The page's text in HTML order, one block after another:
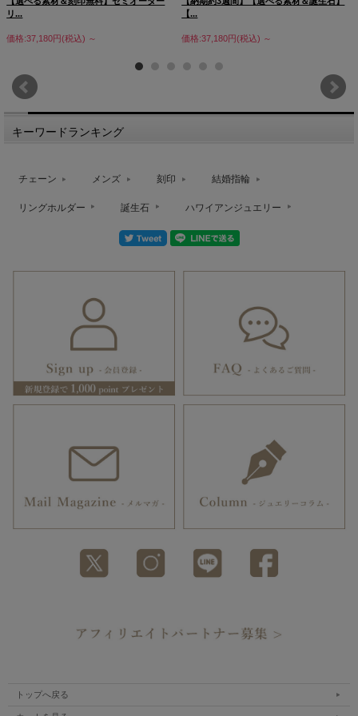
リ...
価格:37,180円(税込) ～
【...
価格:37,180円(税込) ～
キーワードランキング
チェーン メンズ 刻印 結婚指輪
リングホルダー 誕生石 ハワイアンジュエリー
トップへ戻る